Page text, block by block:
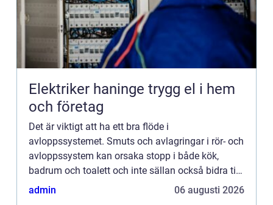
Elektriker haninge trygg el i hem
och företag
Det är viktigt att ha ett bra flöde i
avloppssystemet. Smuts och avlagringar i rör- och
avloppssystem kan orsaka stopp i både kök,
badrum och toalett och inte sällan också bidra till
dålig lukt. Många ...
admin 06 augusti 2026